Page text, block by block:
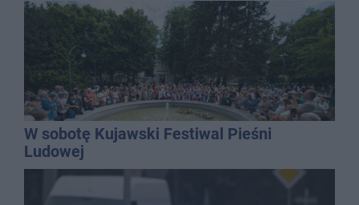
W sobotę Kujawski Festiwal Pieśni
Ludowej